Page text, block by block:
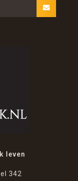
leven
342